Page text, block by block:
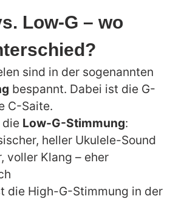
Low-G – wo
sind in der sogenannten
bespannt. Dabei ist die G-
C-Saite.
die Low-G-Stimmung:
heller Ukulele-Sound
voller Klang – eher
die High-G-Stimmung in der